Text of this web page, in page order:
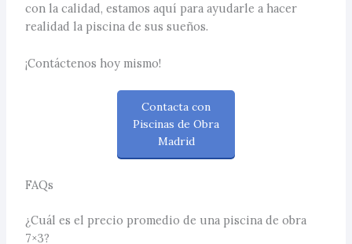
con la calidad, estamos aquí para ayudarle a hacer
realidad la piscina de sus sueños.
¡Contáctenos hoy mismo!
Contacta con
Piscinas de Obra
Madrid
FAQs
¿Cuál es el precio promedio de una piscina de obra
7×3?